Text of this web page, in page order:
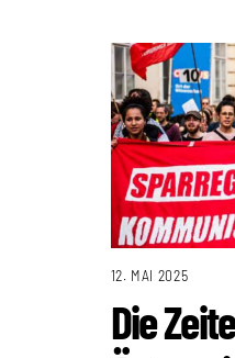
12. MAI 2025
Die